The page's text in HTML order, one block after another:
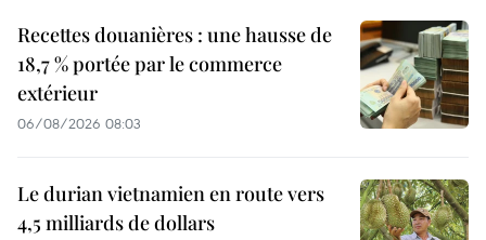
Recettes douanières : une hausse de
18,7 % portée par le commerce
extérieur
06/08/2026 08:03
Le durian vietnamien en route vers
4,5 milliards de dollars